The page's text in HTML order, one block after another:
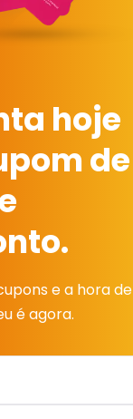
hoje
de
e a hora de
é agora.